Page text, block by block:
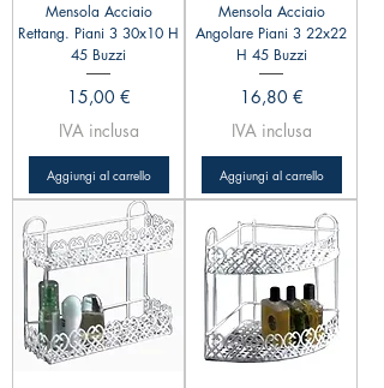
Mensola Acciaio
Rettang. Piani 3 30x10 H
45 Buzzi
Prezzo
15,00 €
IVA inclusa
Aggiungi al carrello
Mensola Acciaio
Angolare Piani 3 22x22
H 45 Buzzi
Prezzo
16,80 €
IVA inclusa
Aggiungi al carrello